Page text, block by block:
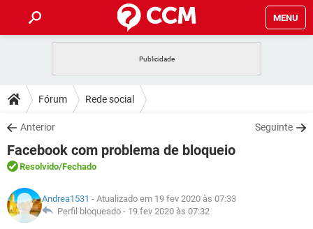
MENU
CELULAR
OUTLOOK
INSTAGRAM GMAIL
GUIA DE COMPRAS
DICAS
JOGOS
OUTLOOK
INSTAGRAM
GUIA DE COMPRAS
DOWNLOADS
JOGOS WHATSAPP
CELULAR
OUTLOOK EXCEL
INSTAGRAM
FÓRUM
JOGOS
CELULAR FACEBOOK
GLOSSÁRIO
JOGOS
Fórum Rede social
Anterior Seguinte
Facebook com problema de bloqueio
Resolvido/Fechado
Andrea1531 - Atualizado em 19 fev 2020 às 07:33
Perfil bloqueado - 19 fev 2020 às 07:32